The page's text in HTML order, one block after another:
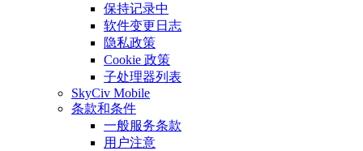
保持记录中
软件变更日志
隐私政策
Cookie 政策
子处理器列表
SkyCiv Mobile
条款和条件
一般服务条款
用户注意